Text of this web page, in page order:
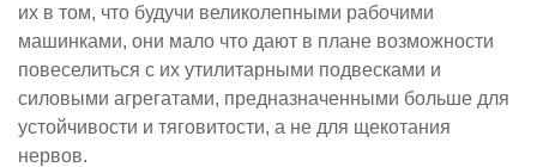
их в том, что будучи великолепными рабочими
машинками, они мало что дают в плане возможности
повеселиться с их утилитарными подвесками и
силовыми агрегатами, предназначенными больше для
устойчивости и тяговитости, а не для щекотания
нервов.